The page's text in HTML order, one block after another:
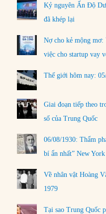
Kỷ nguyên Ấn Độ
đã khép lại
Nợ cho kẻ mộng mơ:
việc cho startup vay
Thế giới hôm nay:
Giai đoạn tiếp theo
số của Trung Quốc
06/08/1930: Thẩm
bí ẩn nhất” New York
Về nhân vật Hoàng
1979
Tại sao Trung Quốc